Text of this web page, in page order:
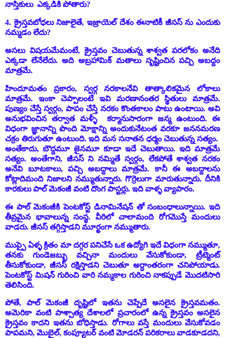
నాస్తికులు ఎక్కడికి పోతారు?
4. క్రైస్తవబోధలు నిజాలైతే, ఇజ్రాయెల్ దేశం ఈనాటికీ జీసస్ ను ఎందుకు
నమ్మడం లేదు?
అసలు విషయమేమంటే, క్రైస్తవం చెబుతున్న శాశ్వత పరలోకం అనేది
ఎక్కడా లేనేలేదు. అది అబ్రహామిక్ మతాలు సృష్టించిన పచ్చి అబద్దం
మాత్రమే.
హిందూమతం ప్రకారం, స్వర్గ నరకాలనేవి తాత్కాలికమైన లోకాలు
మాత్రమే. ఇంకా చెప్పాలంటే ఇవి మరణానంతర స్థితులు మాత్రమే.
పుణ్యం చేస్తే స్వర్గం, పాపం చేస్తే నరకం కొంతకాలం పాటు ఉంటాయి. అవి
అనుభవించిన తర్వాత మళ్ళీ కర్మానుసారంగా జన్మ ఉంటుంది. ఈ
విధంగా జ్ఞానాన్ని పొంది మోక్షాన్ని అందుకునేటంత వరకూ జననమరణ
చక్రం తిరుగుతూ ఉంటుంది. ఇది మన సనాతన ధర్మం చెబుతున్న సత్యం.
అంతేకాదు, బౌద్దమూ జైనమూ కూడా ఇదే చెబుతాయి. ఇది మాత్రమే
సత్యం. అంతేగాని, జీసస్ ని నమ్మితే స్వర్గం, లేకపోతే శాశ్వత నరకం
అనేవి బూటకాలు, పచ్చి అబద్దాలు మాత్రమే. కానీ ఈ అబద్దాలను
కోట్లాదిమంది నిజాలని నమ్ముతున్నారు. గొర్రెలుగా మారుతున్నారు. దీనికి
కారకులు పాల్ మెకంజీ వంటి దొంగ పాస్టర్లు. ఇది వాళ్ళ వ్యాపారం.
ఈ పాల్ మెకంజీకి పెంటకోస్ట్ డినామినేషన్ తో సంబంధాలున్నాయి. ఇది
తీవ్రమైన భావాలున్న సంస్థ. వీరిలో చాలామంది రోగమొస్తే మందులు
వాడరు. జీసస్ తగ్గిస్తాడని మూర్ఖంగా నమ్ముతారు.
ముప్పై ఏళ్ళ క్రితం మా దగ్గర పనిచేసే ఒక ఉద్యోగి ఇదే విధంగా నమ్ముతూ,
తనకు గుండెజబ్బు వచ్చినా మందులు వేసుకోకుండా, ట్రీట్మెంట్
తీసుకోకుండా, జీసస్ రక్షిస్తాడని చెబుతూ అర్ధాంతరంగా చనిపోయాడు.
పెంటకోస్ట్ మిషన్ గురించి వారి నమ్మకాల గురించి నాకప్పుడే మొదటిసారి
తెలిసింది.
పోతే, పాల్ మెకంజీ దృష్టిలో ఇతను చెప్పేదే అసలైన క్రైస్తవమతం.
అమెరికా వంటి పాశ్చాత్య దేశాలలో ప్రచారంలో ఉన్న క్రైస్తవం అసలైన
క్రైస్తవం కాదని ఇతను బోధిస్తాడు. రోగాలు వస్తే మందులు వేసుకోవడం
పాపమని, మొబైల్, కంప్యూటర్ వంటి మోడరన్ పరికరాలు వాడకూడదని,